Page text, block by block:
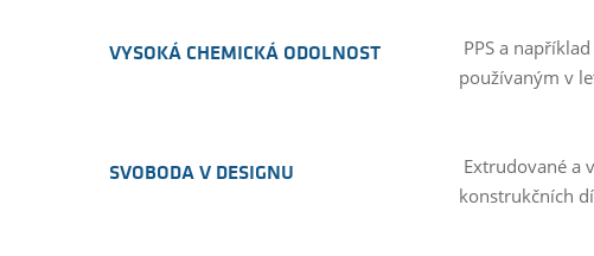
VYSOKÁ CHEMICKÁ ODOLNOST
PPS a
používaným v
SVOBODA V DESIGNU
Extrudované a
konstrukčních